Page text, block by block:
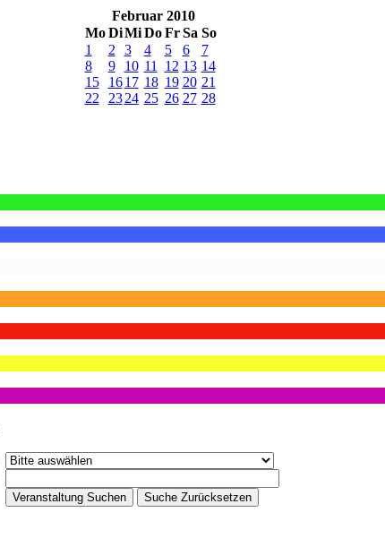
Februar 2010
Mo DiMi Do Fr Sa So
1
2 3 4 5 6
7
8
9 10 11 12 13 14
15
16 17 18 19 20 21
22
23 24 25 26 27 28